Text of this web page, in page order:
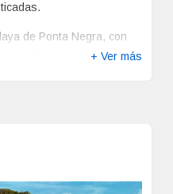
de Ponta Negra, con
Morro do Careca,+ Ver más